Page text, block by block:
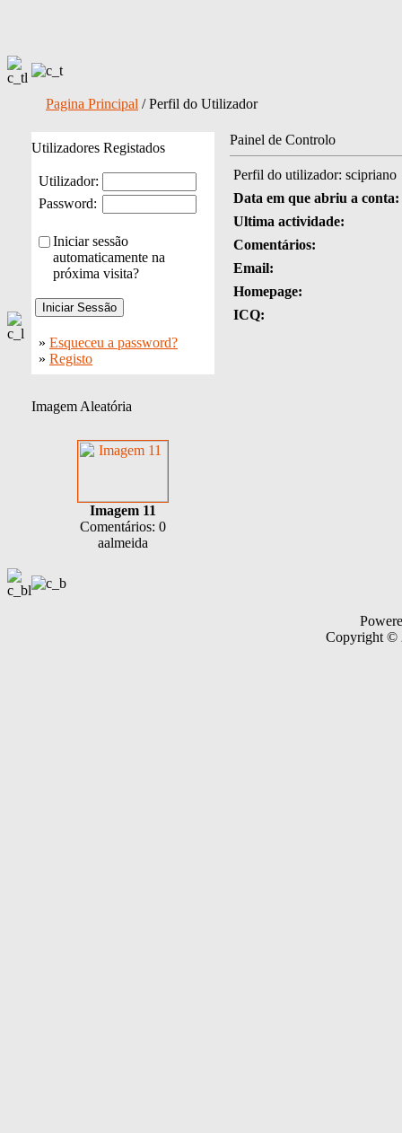
Pagina Principal / Perfil do Utilizador
Utilizadores Registados
Utilizador:
Password:
Iniciar sessão
automaticamente na
próxima visita?
» Esqueceu a password?
» Registo
Imagem Aleatória
Imagem 11
Comentários: 0
aalmeida
Painel de Controlo
Perfil do utilizador: scipriano
Data em que abriu a conta:
Ultima actividade:
Comentários:
Email:
Homepage:
ICQ:
Copyright ©